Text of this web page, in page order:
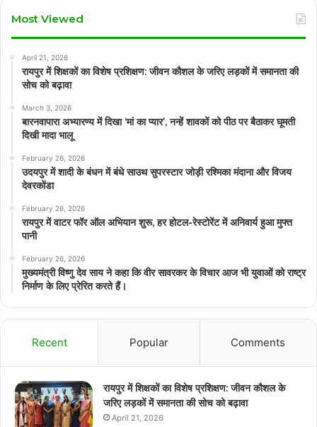
Most Viewed
April 21, 2026
रायपुर में शिक्षकों का विशेष प्रशिक्षण: जीवन कौशल के जरिए लड़कों में समानता की
सोच को बढ़ावा
March 3, 2026
बारनवापारा अभ्यारण्य में दिखा ‘मां का प्यार’, नन्हें शावकों को पीठ पर बैठाकर घूमती
दिखी मादा भालू
February 26, 2026
उदयपुर में शादी के बंधन में बंधे साउथ सुपरस्टार जोड़ी रश्मिका मंदाना और विजय
देवरकोंडा
February 26, 2026
रायपुर में वाटर फॉर ऑल अभियान शुरू, हर होटल-रेस्टोरेंट में अनिवार्य हुआ मुफ्त
पानी
February 26, 2026
मुख्यमंत्री विष्णु देव साय ने कहा कि वीर सावरकर के विचार आज भी युवाओं को राष्ट्र
निर्माण के लिए प्रेरित करते हैं।
Recent Popular Comments
रायपुर में शिक्षकों का विशेष प्रशिक्षण: जीवन कौशल के
जरिए लड़कों में समानता की सोच को बढ़ावा
April 21, 2026